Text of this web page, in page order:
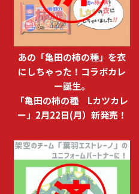
あの「亀田の柿の種」を衣
にしちゃった！コラボカレ
ー誕生。
「亀田の柿の種 Lカツカレ
ー」2月22日(月）新発売！